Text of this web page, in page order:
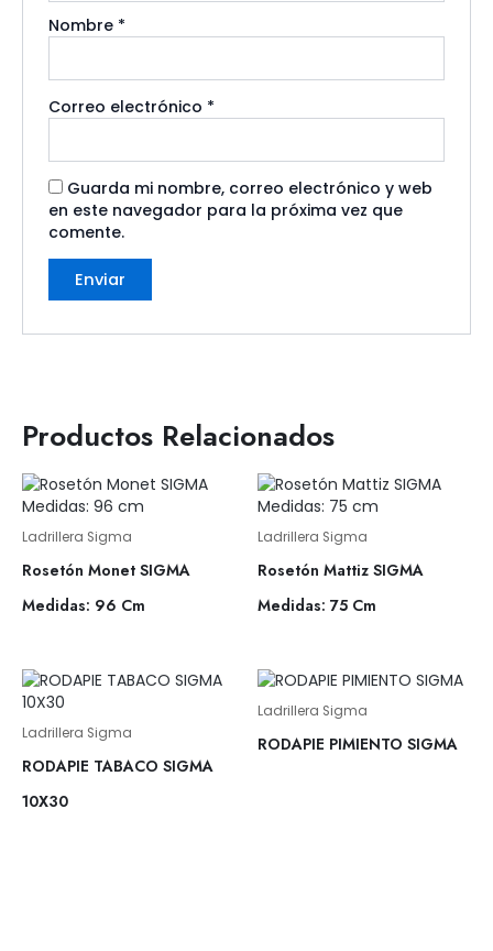
Nombre *
Correo electrónico *
Guarda mi nombre, correo electrónico y web
en este navegador para la próxima vez que
comente.
Productos Relacionados
Ladrillera Sigma
Rosetón Monet SIGMA
Medidas: 96 Cm
Ladrillera Sigma
Rosetón Mattiz SIGMA
Medidas: 75 Cm
Ladrillera Sigma
RODAPIE TABACO SIGMA
10X30
Ladrillera Sigma
RODAPIE PIMIENTO SIGMA